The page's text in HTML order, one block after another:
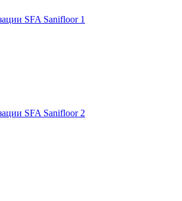
SFA Sanifloor 1
SFA Sanifloor 2